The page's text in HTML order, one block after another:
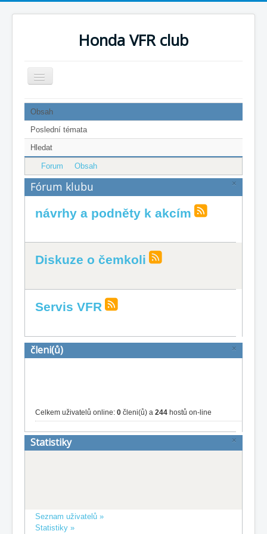
Honda VFR club
Přepnout
navigaci
Home
Blog
Články
Forum
Stará fotogalerie
Přehledy
Registrace
Obsah
Poslední témata
Hledat
Forum
Obsah
×
Fórum klubu
návrhy a podněty k akcím
Diskuze o čemkoli
Servis VFR
×
členi(ů)
Celkem uživatelů online: 0 členi(ů) a244 hostů on-line
×
Statistiky
Seznam uživatelů »
Statistiky »